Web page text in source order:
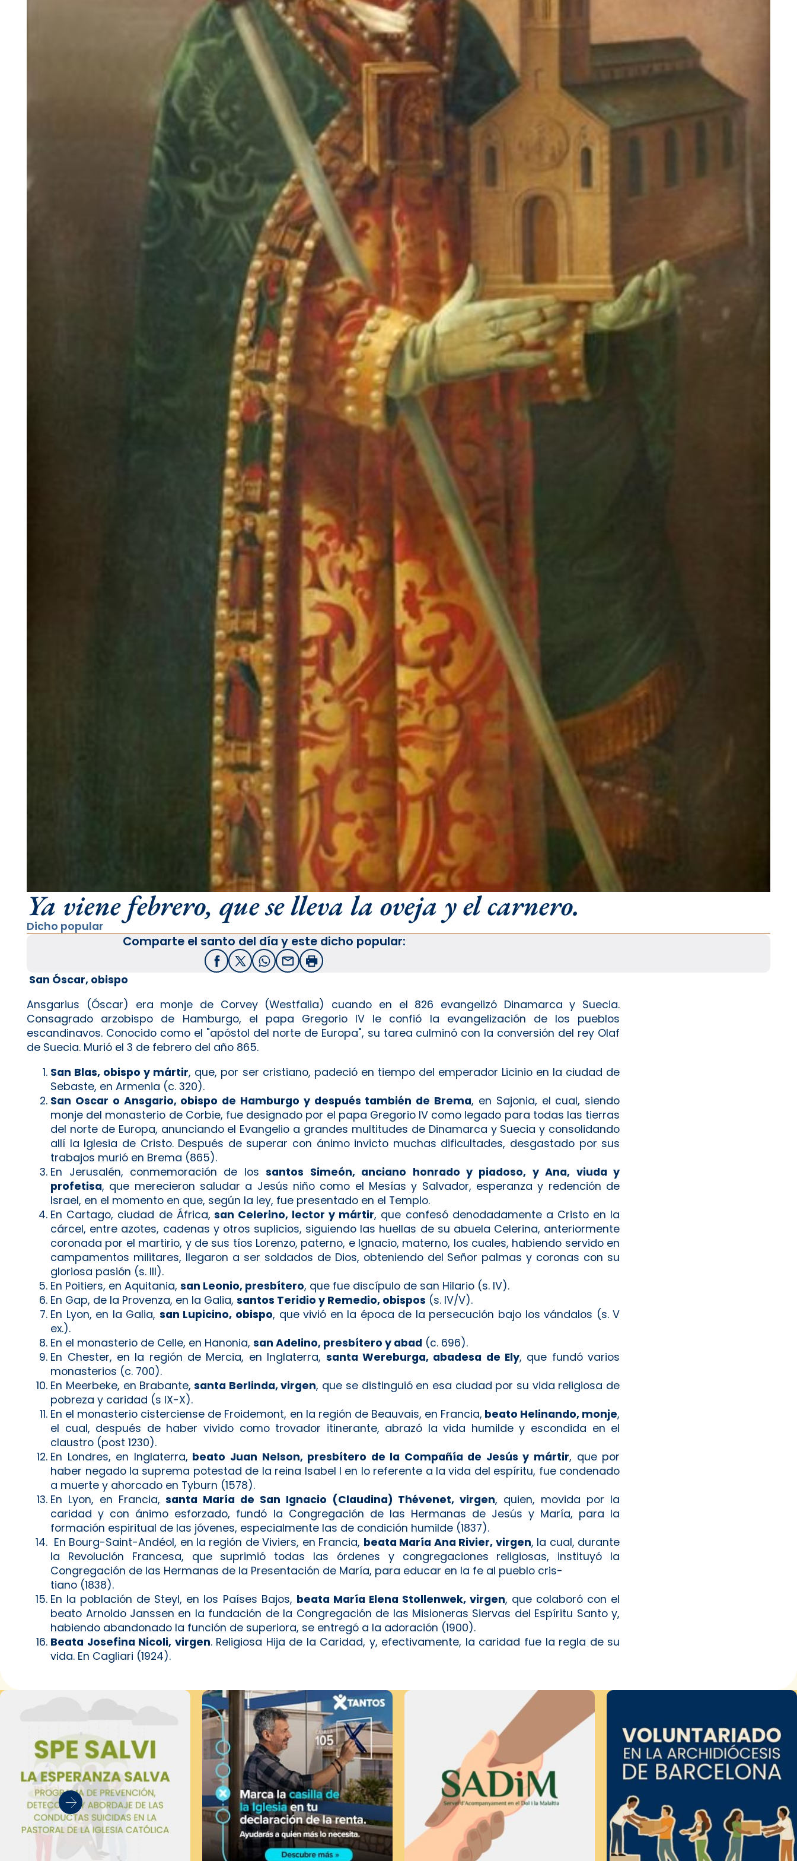
Ya viene febrero, que se lleva la oveja y el carnero.
Dicho popular
Comparte el santo del día y este dicho popular:
FacebookX / Twitter
WhatsApp
EmailImprimir
San Óscar, obispo
Ansgarius (Óscar) era monje de Corvey (Westfalia) cuando en el 826 evangelizó Dinamarca y Suecia.
Consagrado arzobispo de Hamburgo, el papa Gregorio IV le confió la evangelización de los pueblos
escandinavos. Conocido como el "apóstol del norte de Europa", su tarea culminó con la conversión del rey Olaf
de Suecia. Murió el 3 de febrero del año 865.
San Blas, obispo y mártir, que, por ser cristiano, padeció en tiempo del emperador Licinio en la ciudad de
Sebaste, en Armenia (c. 320).
San Oscar o Ansgario, obispo de Hamburgo y después también de Brema, en Sajonia, el cual, siendo
monje del monasterio de Corbie, fue designado por el papa Gregorio IV como legado para todas las tierras
del norte de Europa, anunciando el Evangelio a grandes multitudes de Dinamarca y Suecia y consolidando
allí la Iglesia de Cristo. Después de superar con ánimo invicto muchas dificultades, desgastado por sus
trabajos murió en Brema (865).
En Jerusalén, conmemoración de lossantos Simeón, anciano honrado y piadoso, y Ana, viuda y
profetisa, que merecieron saludar a Jesús niño como el Mesías y Salvador, esperanza y redención de
Israel, en el momento en que, según la ley, fue presentado en el Templo.
En Cartago, ciudad de África, san Celerino, lector y mártir, que confesó denodadamente a Cristo en la
cárcel, entre azotes, cadenas y otros suplicios, siguiendo las huellas de su abuela Celerina, anteriormente
coronada por el martirio, y de sus tíos Lorenzo, paterno, e Ignacio, materno, los cuales, habiendo servido en
campamentos militares, llegaron a ser soldados de Dios, obteniendo del Señor palmas y coronas con su
gloriosa pasión (s. III).
En Poitiers, en Aquitania,san Leonio, presbítero, que fue discípulo de san Hilario (s. IV).
En Gap, de la Provenza, en la Galia,santos Teridio y Remedio, obispos (s. IV/V).
En Lyon, en la Galia, san Lupicino, obispo, que vivió en la época de la persecución bajo los vándalos (s. V
ex.).
En el monasterio de Celle, en Hanonia,san Adelino, presbítero y abad (c. 696).
En Chester, en la región de Mercia, en Inglaterra, santa Wereburga, abadesa de Ely, que fundó varios
monasterios (c. 700).
En Meerbeke, en Brabante, santa Berlinda, virgen, que se distinguió en esa ciudad por su vida religiosa de
pobreza y caridad (s IX-X).
En el monasterio cisterciense de Froidemont, en la región de Beauvais, en Francia, beato Helinando, monje,
el cual, después de haber vivido como trovador itinerante, abrazó la vida humilde y escondida en el
claustro (post 1230).
En Londres, en Inglaterra, beato Juan Nelson, presbítero de la Compañía de Jesús y mártir, que por
haber negado la suprema potestad de la reina Isabel I en lo referente a la vida del espíritu, fue condenado
a muerte y ahorcado en Tyburn (1578).
En Lyon, en Francia, santa María de San Ignacio (Claudina) Thévenet, virgen, quien, movida por la
caridad y con ánimo esforzado, fundó la Congregación de las Hermanas de Jesús y María, para la
formación espiritual de las jóvenes, especialmente las de condición humilde (1837).
En Bourg-Saint-Andéol, en la región de Viviers, en Francia, beata María Ana Rivier, virgen, la cual, durante
la Revolución Francesa, que suprimió todas las órdenes y congregaciones religiosas, instituyó la
Congregación de las Hermanas de la Presentación de María, para educar en la fe al pueblo cris-
tiano (1838).
En la población de Steyl, en los Países Bajos, beata María Elena Stollenwek, virgen, que colaboró con el
beato Arnoldo Janssen en la fundación de la Congregación de las Misioneras Siervas del Espíritu Santo y,
habiendo abandonado la función de superiora, se entregó a la adoración (1900).
Beata Josefina Nicoli, virgen. Religiosa Hija de la Caridad, y, efectivamente, la caridad fue la regla de su
vida. En Cagliari (1924).